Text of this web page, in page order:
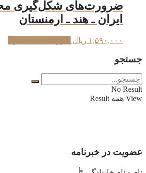
ضرورت‌های شکل‌گیری
ایران ـ هند ـ ارمنستان
۱,۵۹۰,۰۰۰ ریال
جستجو
No Result
View همه Result
عضویت در خبرنامه